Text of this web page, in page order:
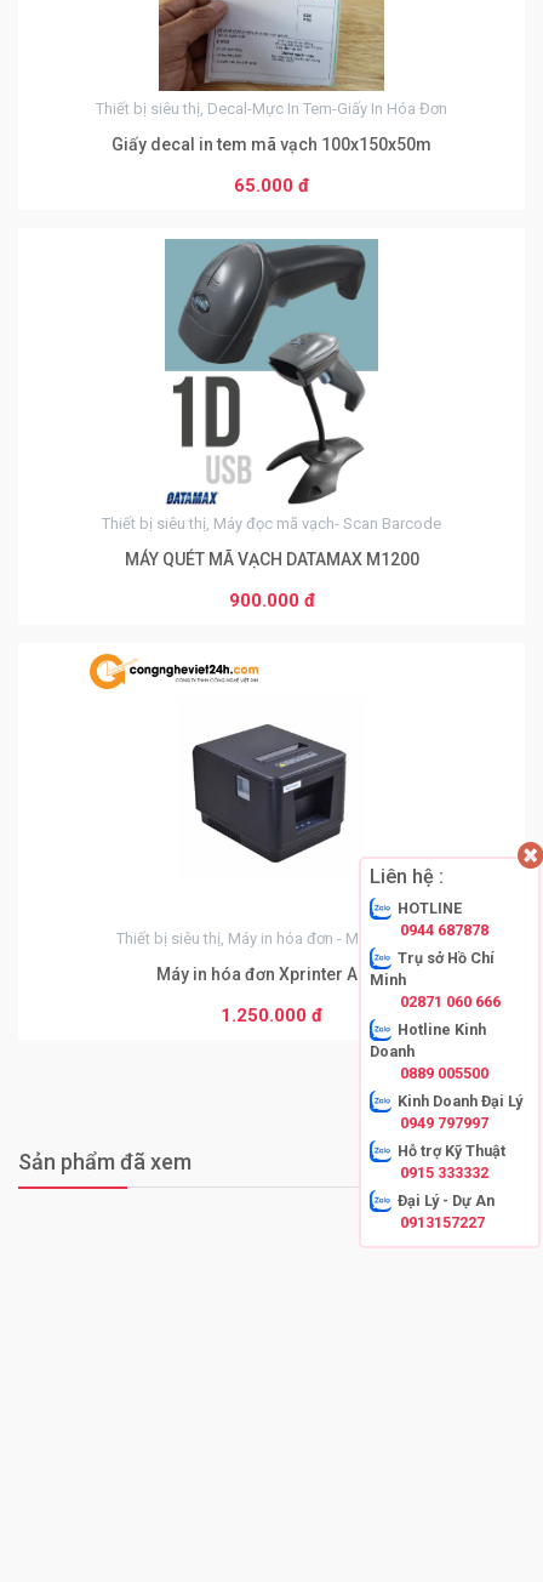
Liên hệ :
HOTLINE
0944 687878
Trụ sở Hồ Chí
Minh
02871 060 666
Hotline Kinh
Doanh
0889 005500
Kinh Doanh Đại Lý
0949 797997
Hỗ trợ Kỹ Thuật
0915 333332
Đại Lý - Dự An
0913157227
Thiết bị siêu thị, Decal-Mực In Tem-Giấy In Hóa Đơn
Giấy decal in tem mã vạch 100x150x50m
65.000 đ
Từ 1000 đến 9999 sản phẩm
Từ 10000 sản phẩm
Thiết bị siêu thị, Máy đọc mã vạch- Scan Barcode
MÁY QUÉT MÃ VẠCH DATAMAX M1200
900.000 đ
0
Thiết bị siêu thị, Máy in hóa đơn - Máy in nhiệt
Máy in hóa đơn Xprinter A160
1.250.000 đ
Sản phẩm đã xem